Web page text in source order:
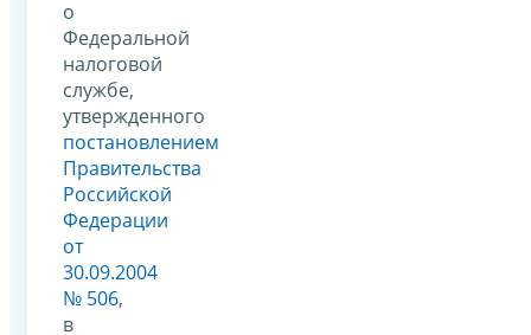
о
Федеральной
налоговой
службе,
утвержденного
постановлением
Правительства
Российской
Федерации
от
30.09.2004
№ 506,
в